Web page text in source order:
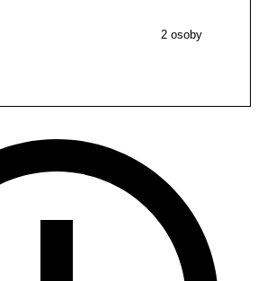
2 osoby